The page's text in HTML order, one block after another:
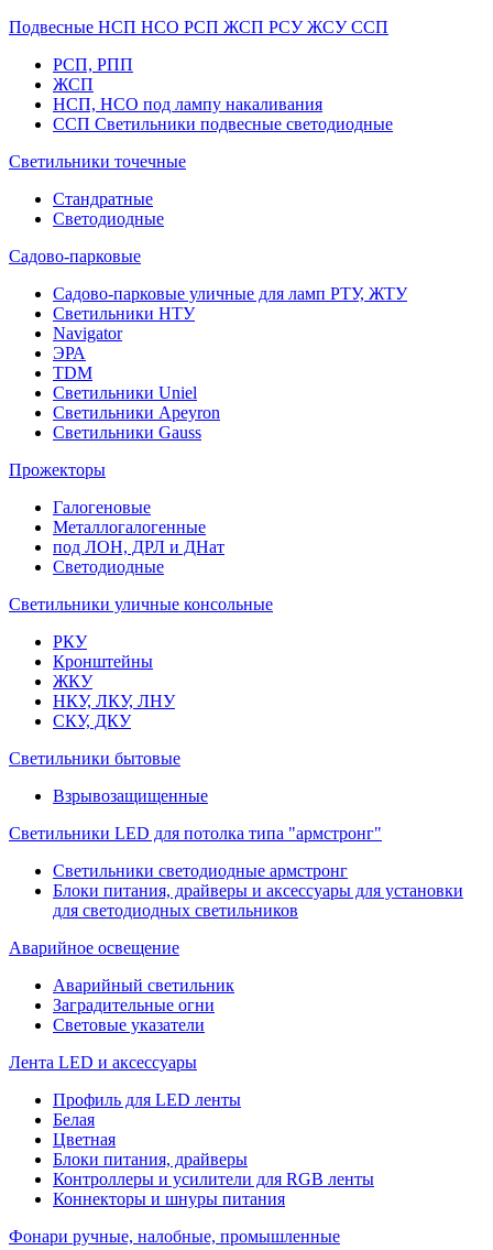
Подвесные НСП НСО РСП ЖСП РСУ ЖСУ ССП
РСП, РПП
ЖСП
НСП, НСО под лампу накаливания
ССП Светильники подвесные светодиодные
Светильники точечные
Стандратные
Светодиодные
Садово-парковые
Садово-парковые уличные для ламп РТУ, ЖТУ
Светильники НТУ
Navigator
ЭРА
TDM
Светильники Uniel
Светильники Apeyron
Светильники Gauss
Прожекторы
Галогеновые
Металлогалогенные
под ЛОН, ДРЛ и ДНат
Светодиодные
Светильники уличные консольные
РКУ
Кронштейны
ЖКУ
НКУ, ЛКУ, ЛНУ
СКУ, ДКУ
Светильники бытовые
Взрывозащищенные
Светильники LED для потолка типа "армстронг"
Светильники светодиодные армстронг
Блоки питания, драйверы и аксессуары для установки
для светодиодных светильников
Аварийное освещение
Аварийный светильник
Заградительные огни
Световые указатели
Лента LED и аксессуары
Профиль для LED ленты
Белая
Цветная
Блоки питания, драйверы
Контроллеры и усилители для RGB ленты
Коннекторы и шнуры питания
Фонари ручные, налобные, промышленные